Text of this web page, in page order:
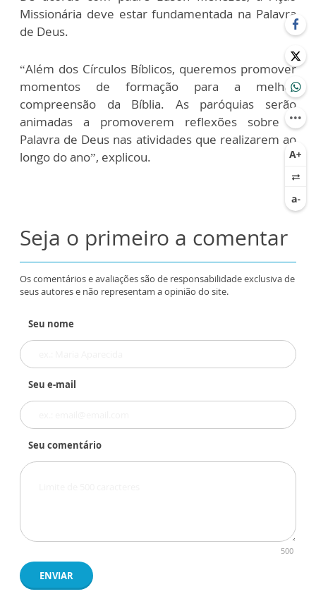
Missionária deve estar fundamentada na Palavra
de Deus.
“Além dos Círculos Bíblicos, queremos promover
momentos de formação para a melhor
compreensão da Bíblia. As paróquias serão
animadas a promoverem reflexões sobre a
Palavra de Deus nas atividades que realizarem ao
longo do ano”, explicou.
Seja o primeiro a comentar
Os comentários e avaliações são de responsabilidade exclusiva de
seus autores e não representam a opinião do site.
Seu nome
Seu e-mail
Seu comentário
500
ENVIAR